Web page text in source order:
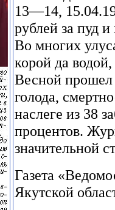
13—14,
рублей за пуд
Во многих
корой да
Весной прошел
голода,
наслеге из 38
процентов.
значительной
Газета
Якутской